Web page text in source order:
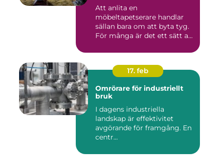
Att anlita en
möbeltapetserare handlar
sällan bara om att byta tyg.
För många är det ett sätt att
17. feb
Omrörare för industriellt
bruk
I dagens industriella
landskap är effektivitet
avgörande för framgång. En
centr...